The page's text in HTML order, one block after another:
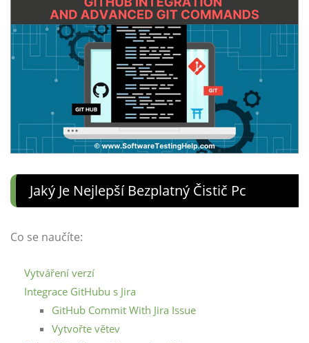
Jaký Je Nejlepší Bezplatný Čistič Pc
Co se naučíte:
Vytváření verzí
Integrace GitHubu s Jira
GitHub Commit With Jira Issue
Vytvořte větev